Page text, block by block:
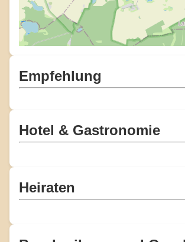
Empfehlung
Hotel & Gastronomie
Heiraten